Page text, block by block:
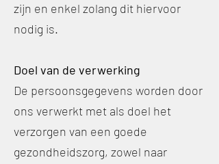
zijn en enkel zolang dit hiervoor
nodig is.
Doel van de verwerking
De persoonsgegevens worden door
ons verwerkt met als doel het
verzorgen van een goede
gezondheidszorg, zowel naar